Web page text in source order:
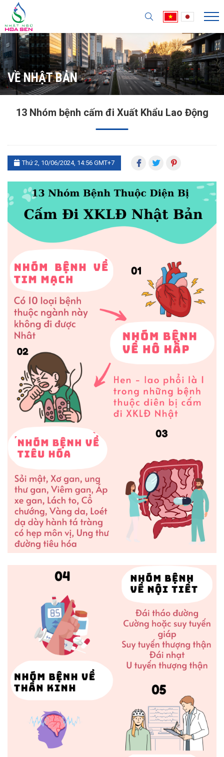
VỀ NHẬT BẢN
13 Nhóm bệnh cấm đi Xuất Khẩu Lao Động
Thứ 2, 10/06/2024, 14:56 GMT+7